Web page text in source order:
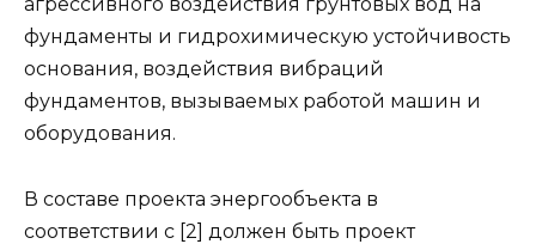
агрессивного воздействия грунтовых вод на
фундаменты и гидрохимическую устой­чивость
основания, воздействия вибраций
фундаментов, вызываемых работой машин и
оборудования.
В составе проекта энергообъекта в
соответствии с [2] должен быть проект